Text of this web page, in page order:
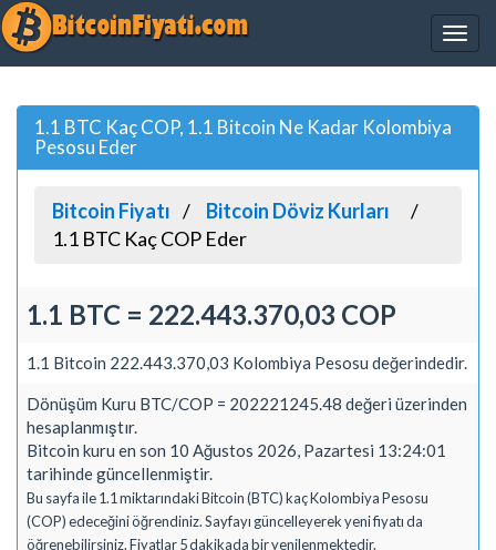
1.1 BTC Kaç COP, 1.1 Bitcoin Ne Kadar Kolombiya
Pesosu Eder
Bitcoin Fiyatı
Bitcoin Döviz Kurları
1.1 BTC Kaç COP Eder
1.1 BTC = 222.443.370,03 COP
1.1 Bitcoin 222.443.370,03 Kolombiya Pesosu değerindedir.
Dönüşüm Kuru BTC/COP = 202221245.48 değeri üzerinden
hesaplanmıştır.
Bitcoin kuru en son 10 Ağustos 2026, Pazartesi 13:24:01
tarihinde güncellenmiştir.
Bu sayfa ile 1.1 miktarındaki Bitcoin (BTC) kaç Kolombiya Pesosu
(COP) edeceğini öğrendiniz. Sayfayı güncelleyerek yeni fiyatı da
öğrenebilirsiniz. Fiyatlar 5 dakikada bir yenilenmektedir.